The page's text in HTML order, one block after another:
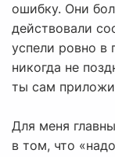
ошибку. Они
действовали
успели ровно в
никогда не
ты сам
Для меня
в том, что